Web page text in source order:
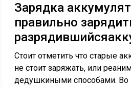
Зарядка
правильно
Стоит отметить что старые
не стоит заряжать, или
дедушкиными способами. Во